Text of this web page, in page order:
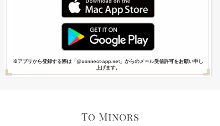
※アプリから登録する際は「@connect-app.net」からのメール受信許可をお願い申し
上げます。